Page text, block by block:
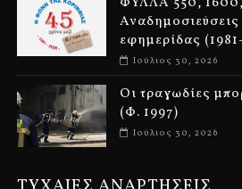
εφημερίδας
Ιούλιος 30, 2026
Οι τραγωδίες
(Φ. 1997)
Ιούλιος 30, 2026